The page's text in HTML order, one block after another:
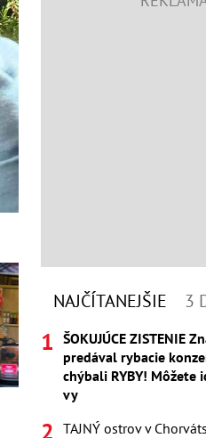
NAJČÍTANEJŠIE 3
ŠOKUJÚCE ZISTENIE
predával rybacie
chýbali RYBY! Môžete
vy
TAJNÝ ostrov v